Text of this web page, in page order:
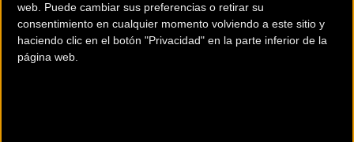
web. Puede cambiar sus preferencias o retirar su
consentimiento en cualquier momento volviendo a este sitio y
haciendo clic en el botón "Privacidad" en la parte inferior de la
página web.
Noticias sin comentarios. ¡Ya puedes escribir el
tuyo!